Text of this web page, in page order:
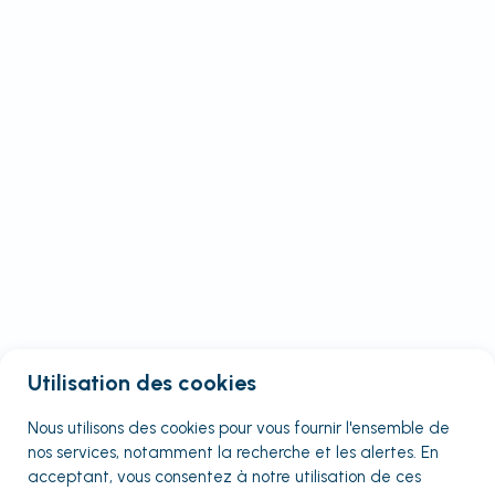
Utilisation des cookies
Nous utilisons des cookies pour vous fournir l'ensemble de
nos services, notamment la recherche et les alertes. En
acceptant, vous consentez à notre utilisation de ces